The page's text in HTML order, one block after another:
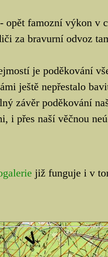
opět famozní výkon v
za bravurní odvoz
je poděkování
ještě nepřestalo
závěr poděkování
i přes naší věčnou
již funguje i v